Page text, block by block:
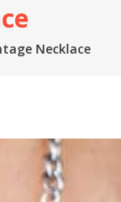
Necklace